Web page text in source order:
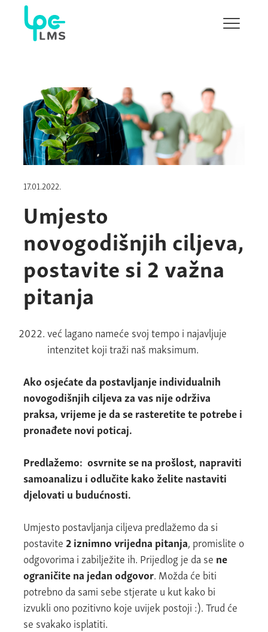
Show/
17.01.2022.
Umjesto
novogodišnjih ciljeva,
postavite si 2 važna
pitanja
već lagano nameće svoj tempo i najavljuje
intenzitet koji traži naš maksimum.
Ako osjećate da postavljanje individualnih
novogodišnjih ciljeva za vas nije održiva
praksa, vrijeme je da se rasteretite te potrebe i
pronađete novi poticaj.
Predlažemo: osvrnite se na prošlost, napraviti
samoanalizu i odlučite kako želite nastaviti
djelovati u budućnosti.
Umjesto postavljanja ciljeva predlažemo da si
postavite 2 iznimno vrijedna pitanja, promislite o
odgovorima i zabilježite ih. Prijedlog je da se ne
ograničite na jedan odgovor. Možda će biti
potrebno da sami sebe stjerate u kut kako bi
izvukli ono pozitivno koje uvijek postoji :). Trud će
se svakako isplatiti.